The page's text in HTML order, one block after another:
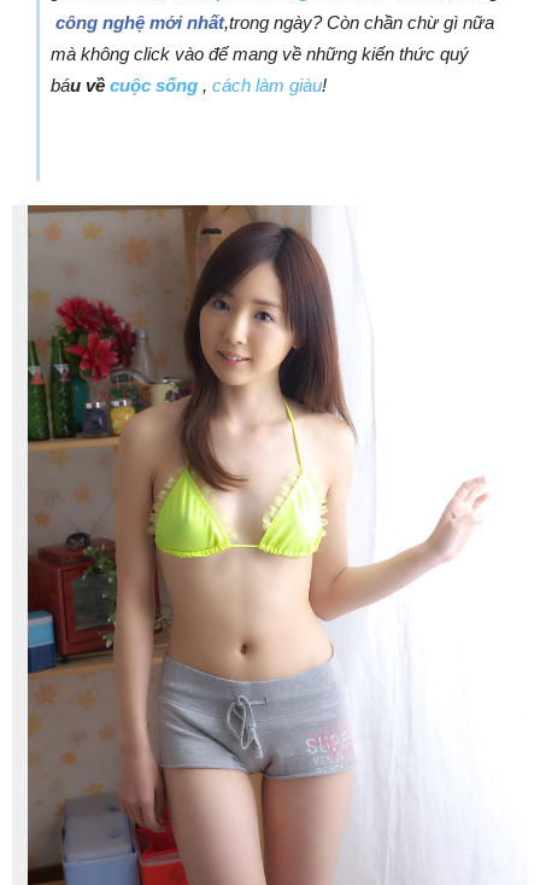
công nghệ mới nhất,trong ngày? Còn chần chừ gì nữa
mà không click vào để mang về những kiến thức quý
báu về cuộc sống , cách làm giàu!